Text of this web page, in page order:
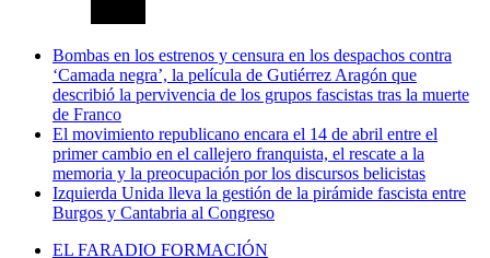
Bombas en los estrenos y censura en los despachos contra
‘Camada negra’, la película de Gutiérrez Aragón que
describió la pervivencia de los grupos fascistas tras la muerte
de Franco
El movimiento republicano encara el 14 de abril entre el
primer cambio en el callejero franquista, el rescate a la
memoria y la preocupación por los discursos belicistas
Izquierda Unida lleva la gestión de la pirámide fascista entre
Burgos y Cantabria al Congreso
EL FARADIO FORMACIÓN